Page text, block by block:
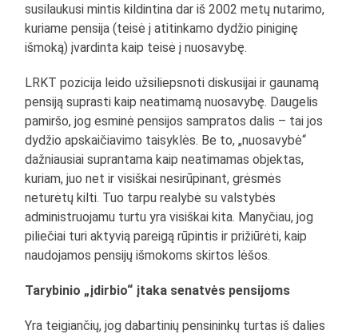
susilaukusi mintis kildintina dar iš 2002 metų nutarimo,
kuriame pensija (teisė į atitinkamo dydžio piniginę
išmoką) įvardinta kaip teisė į nuosavybę.
LRKT pozicija leido užsiliepsnoti diskusijai ir gaunamą
pensiją suprasti kaip neatimamą nuosavybę. Daugelis
pamiršo, jog esminė pensijos sampratos dalis – tai jos
dydžio apskaičiavimo taisyklės. Be to, „nuosavybė“
dažniausiai suprantama kaip neatimamas objektas,
kuriam, juo net ir visiškai nesirūpinant, grėsmės
neturėtų kilti. Tuo tarpu realybė su valstybės
administruojamu turtu yra visiškai kita. Manyčiau, jog
piliečiai turi aktyvią pareigą rūpintis ir prižiūrėti, kaip
naudojamos pensijų išmokoms skirtos lėšos.
Tarybinio „įdirbio“ įtaka senatvės pensijoms
Yra teigiančių, jog dabartinių pensininkų turtas iš dalies